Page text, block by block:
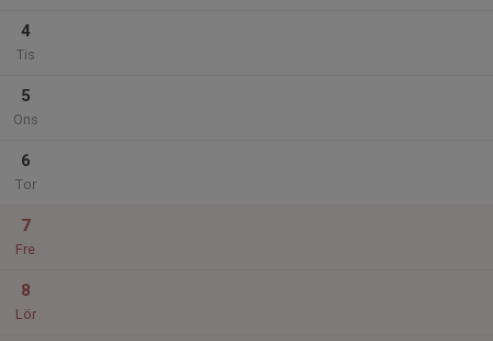
4
Tis
5
Ons
6
Tor
7
Fre
8
Lör